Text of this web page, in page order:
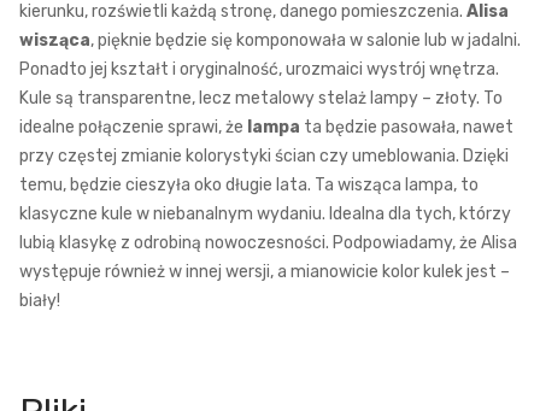
kierunku, rozświetli każdą stronę, danego pomieszczenia. Alisa
wisząca, pięknie będzie się komponowała w salonie lub w jadalni.
Ponadto jej kształt i oryginalność, urozmaici wystrój wnętrza.
Kule są transparentne, lecz metalowy stelaż lampy – złoty. To
idealne połączenie sprawi, że lampa ta będzie pasowała, nawet
przy częstej zmianie kolorystyki ścian czy umeblowania. Dzięki
temu, będzie cieszyła oko długie lata. Ta wisząca lampa, to
klasyczne kule w niebanalnym wydaniu. Idealna dla tych, którzy
lubią klasykę z odrobiną nowoczesności. Podpowiadamy, że Alisa
występuje również w innej wersji, a mianowicie kolor kulek jest –
biały!